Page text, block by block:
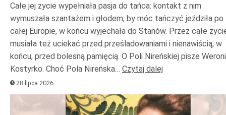
Całe jej życie wypełniała pasja do tańca: kontakt z nim
wymuszała szantażem i głodem, by móc tańczyć jeździła po
całej Europie, w końcu wyjechała do Stanów. Przez całe
musiała też uciekać przed prześladowaniami i nienawiścią, w
końcu, przed bolesną pamięcią. O Poli Nireńskiej pisze
Kostyrko. Choć Pola Nireńska… Czytaj dalej
28 lipca 2026